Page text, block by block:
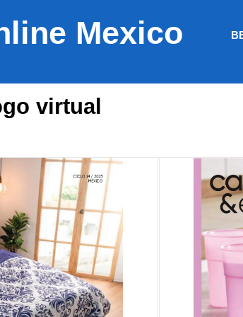
Mexico
virtual